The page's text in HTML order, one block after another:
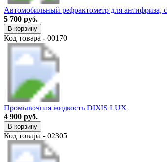
Автомобильный рефрактометр для антифриза,
5 700 руб.
В корзину
Код товара - 00170
Промывочная жидкость DIXIS LUX
4 900 руб.
В корзину
Код товара - 02305